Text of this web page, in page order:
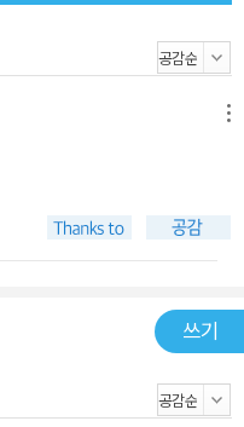
작에 영향을 미치는 ‘플랫
호트들 사이에서 어떤 문화
진 한 장을 올려도 조회수
이 시작되고 첫 3초의 내
동영상 제목, 동영상 길이
만드는 전략을 다룬다. 이
6단계 ‘포스트 콘텐츠 전략
쓰기